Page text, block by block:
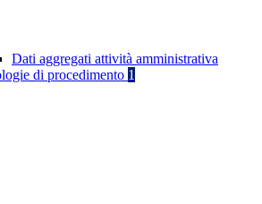
Dati aggregati attività amministrativa
di procedimento 1